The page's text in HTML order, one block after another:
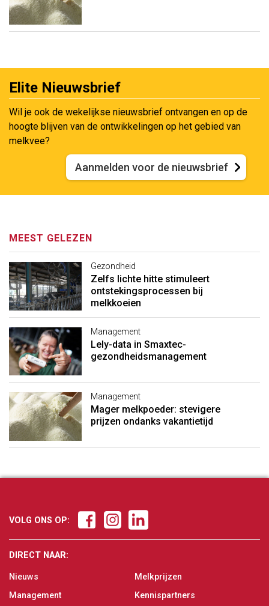
Elite Nieuwsbrief
Wil je ook de wekelijkse nieuwsbrief ontvangen en op de
hoogte blijven van de ontwikkelingen op het gebied van
melkvee?
Aanmelden voor de nieuwsbrief
MEEST GELEZEN
Gezondheid
Zelfs lichte hitte stimuleert
ontstekingsprocessen bij
melkkoeien
Management
Lely-data in Smaxtec-
gezondheidsmanagement
Management
Mager melkpoeder: stevigere
prijzen ondanks vakantietijd
VOLG ONS OP:
DIRECT NAAR:
Nieuws
Management
Melkprijzen
Kennispartners